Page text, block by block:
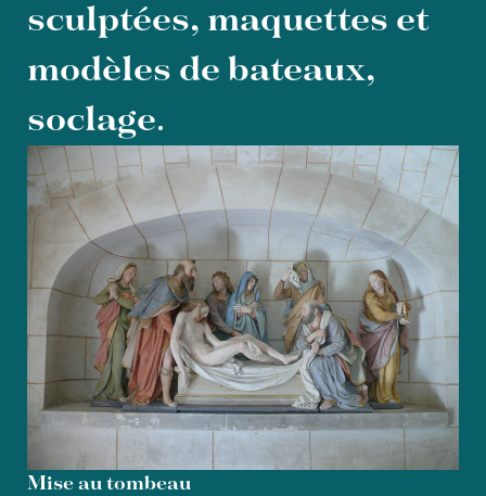
sculptées, maquettes et
modèles de bateaux,
soclage.
Mise au tombeau